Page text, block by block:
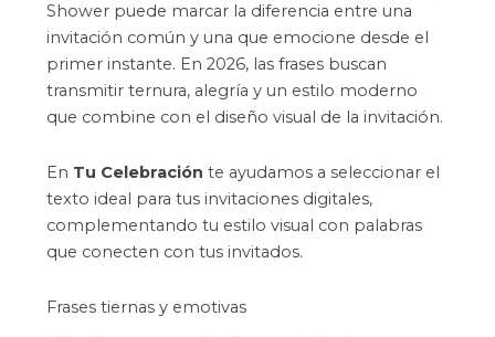
Shower puede marcar la diferencia entre una
invitación común y una que emocione desde el
primer instante. En 2026, las frases buscan
transmitir ternura, alegría y un estilo moderno
que combine con el diseño visual de la invitación.
En Tu Celebración te ayudamos a seleccionar el
texto ideal para tus invitaciones digitales,
complementando tu estilo visual con palabras
que conecten con tus invitados.
Frases tiernas y emotivas